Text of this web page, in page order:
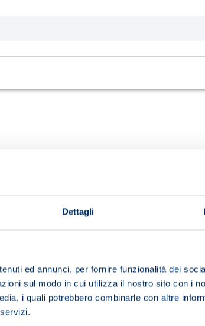
Dettagli
ed annunci, per fornire funzionalità dei
sul modo in cui utilizza il nostro sito con i
i quali potrebbero combinarle con altre